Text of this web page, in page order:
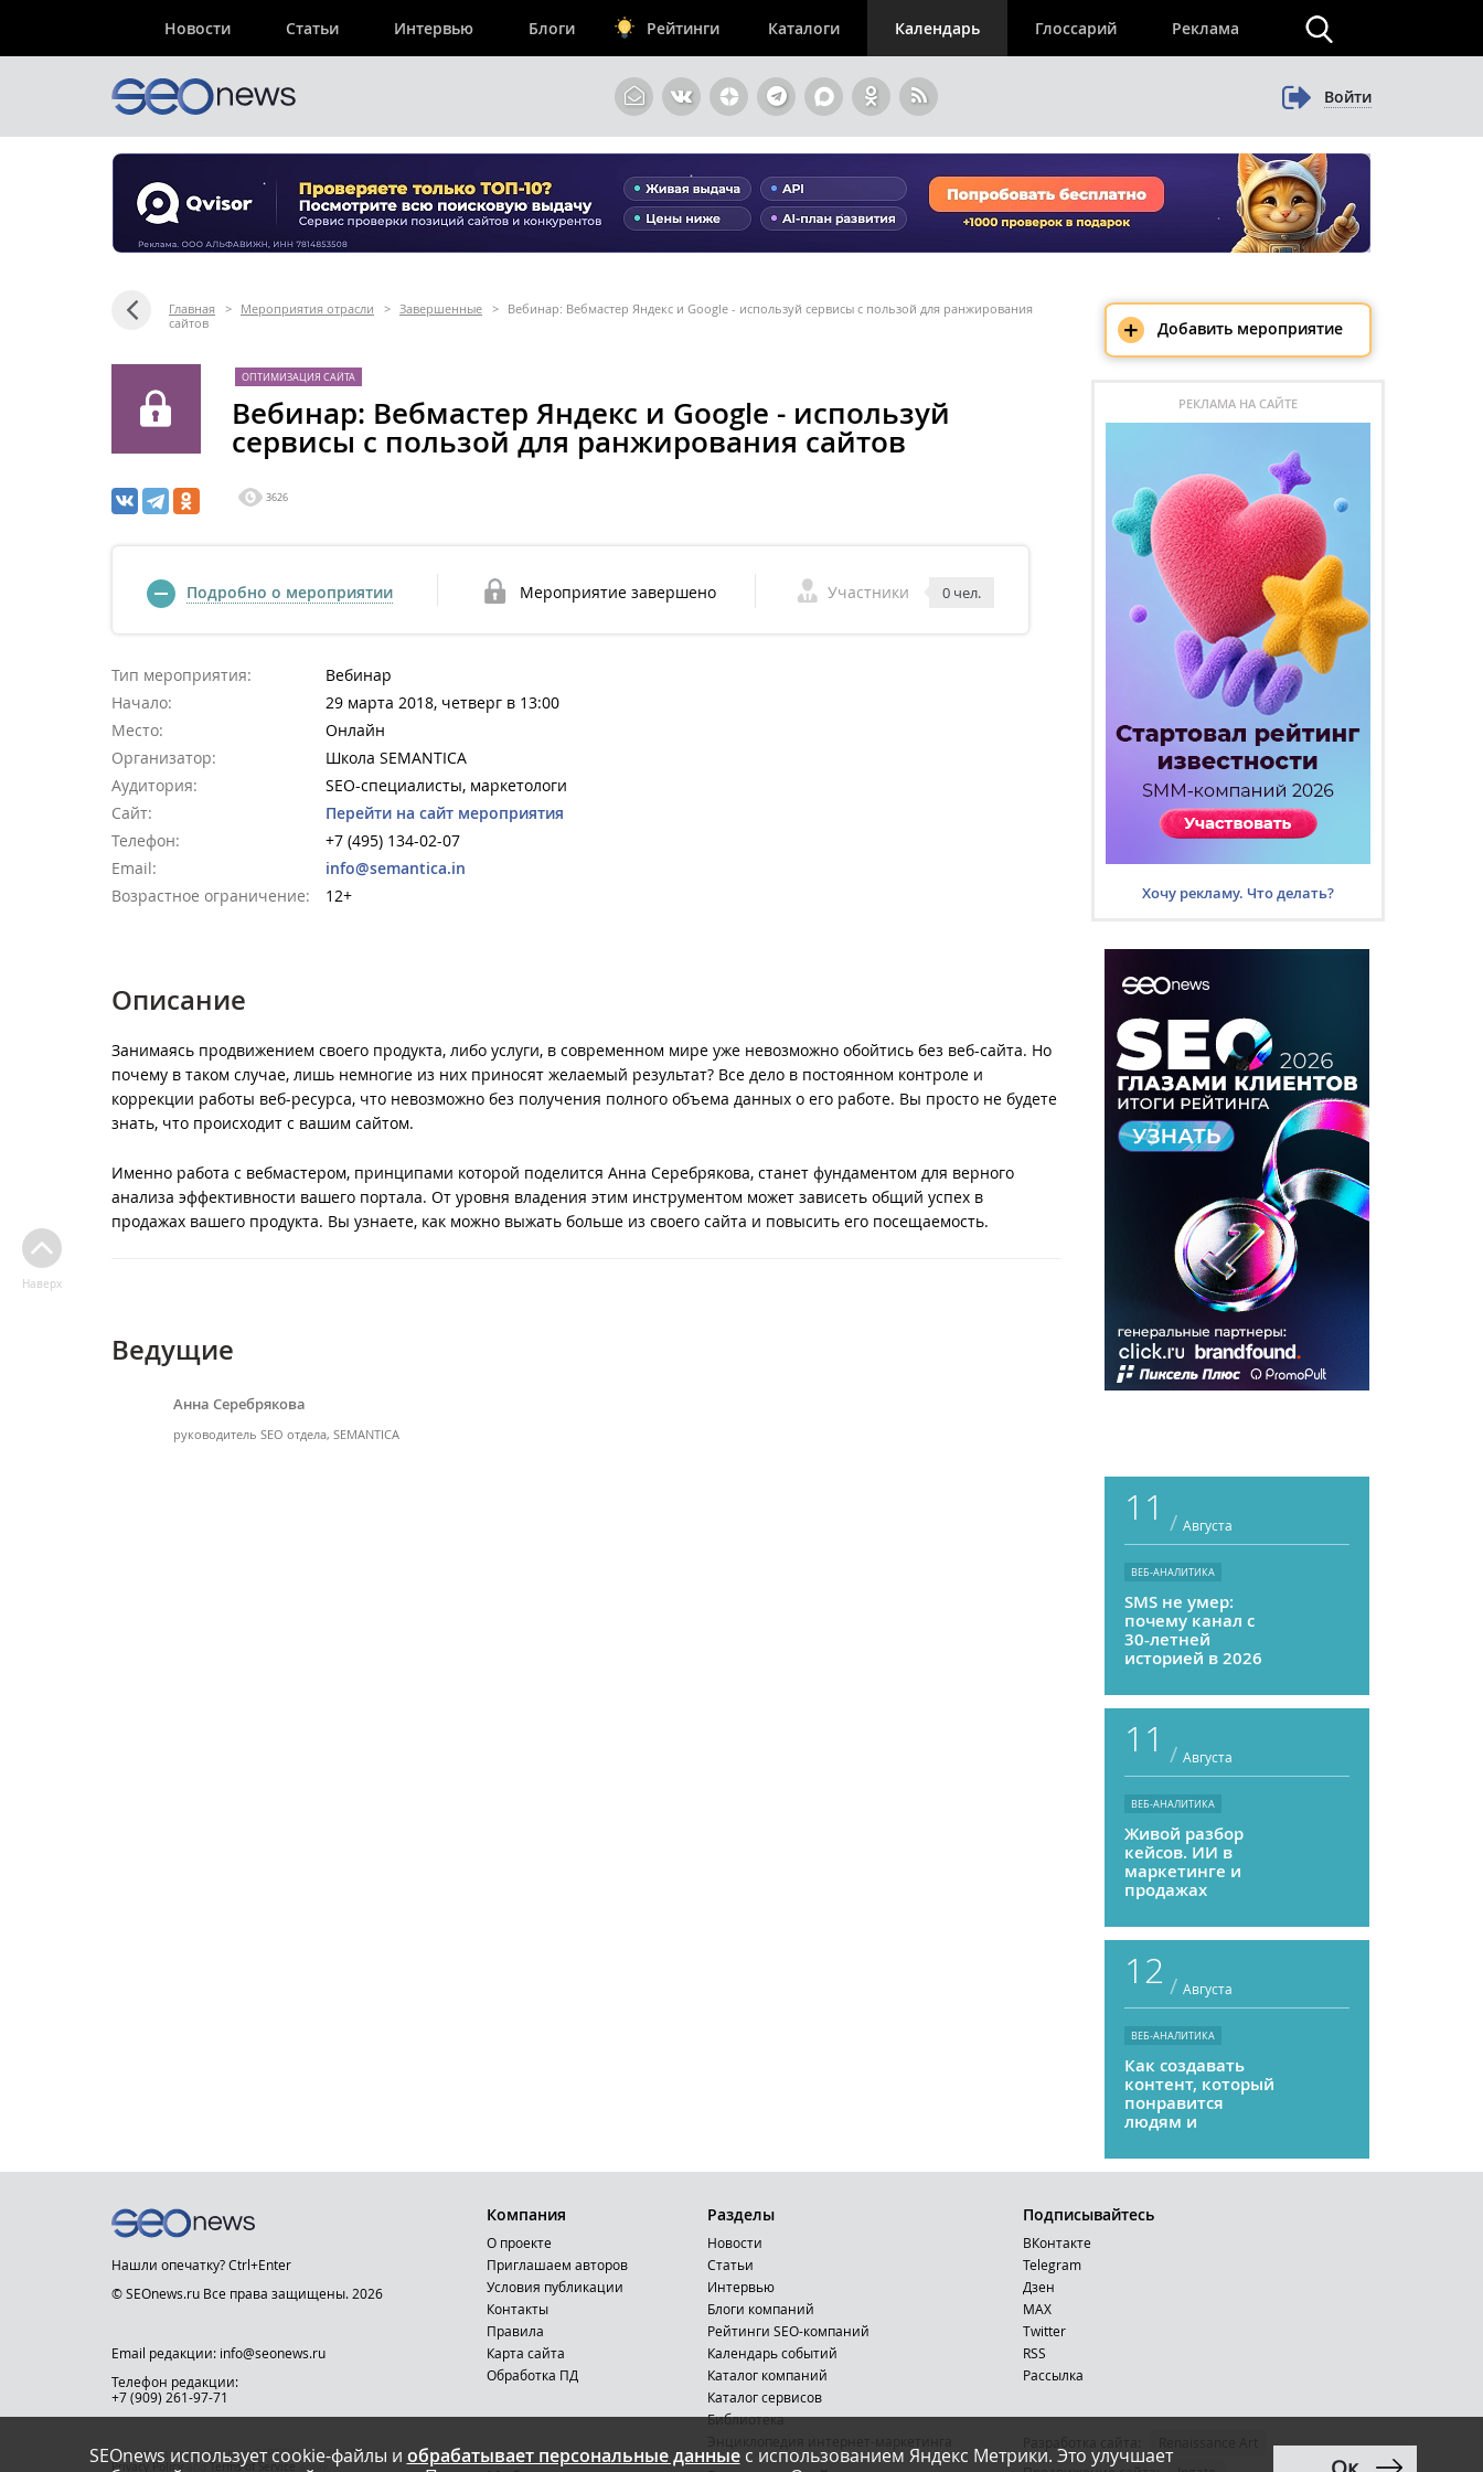
Новости Статьи Интервью Блоги Рейтинги Каталоги Календарь Глоссарий Реклама
Войти
Главная > Мероприятия отрасли > Завершенные >
Вебинар: Вебмастер Яндекс и Google - используй сервисы с пользой для ранжирования
сайтов
ОПТИМИЗАЦИЯ САЙТА
Вебинар: Вебмастер Яндекс и Google - используй
сервисы с пользой для ранжирования сайтов
3626
Подробно о мероприятии Мероприятие завершено Участники 0 чел.
Тип мероприятия:
Вебинар
Начало:
29 марта 2018, четверг в 13:00
Место:
Онлайн
Организатор:
Школа SEMANTICA
Аудитория:
SEO-специалисты, маркетологи
Сайт:
Перейти на сайт мероприятия
Телефон:
+7 (495) 134-02-07
Email:
info@semantica.in
Возрастное ограничение:
12+
Описание
Занимаясь продвижением своего продукта, либо услуги, в современном мире уже невозможно обойтись без веб-сайта. Но
почему в таком случае, лишь немногие из них приносят желаемый результат? Все дело в постоянном контроле и
коррекции работы веб-ресурса, что невозможно без получения полного объема данных о его работе. Вы просто не будете
знать, что происходит с вашим сайтом.
Именно работа с вебмастером, принципами которой поделится Анна Серебрякова, станет фундаментом для верного
анализа эффективности вашего портала. От уровня владения этим инструментом может зависеть общий успех в
продажах вашего продукта. Вы узнаете, как можно выжать больше из своего сайта и повысить его посещаемость.
Ведущие
Анна Серебрякова
руководитель SEO отдела, SEMANTICA
Наверх
+ Добавить мероприятие
РЕКЛАМА НА САЙТЕ
Хочу рекламу. Что делать?
11 / Августа
ВЕБ-АНАЛИТИКА
SMS не умер:
почему канал с
30-летней
историей в 2026
приносить ROMI
выше, чем
мессенджеры
11 / Августа
ВЕБ-АНАЛИТИКА
Живой разбор
кейсов. ИИ в
маркетинге и
продажах
12 / Августа
ВЕБ-АНАЛИТИКА
Как создавать
контент, который
понравится
людям и
SEOnews использует cookie-файлы и обрабатывает персональные данныес использованием Яндекс Метрики. Это улучшает
Нашли опечатку? Ctrl+Enter
© SEOnews.ru Все права защищены. 2026
Email редакции: info@seonews.ru
Телефон редакции:
+7 (909) 261-97-71
This site is protected by reCAPTCHA and the Google
Privacy Policyand Terms of Serviceapply.
Компания
О проекте
Приглашаем авторов
Условия публикации
Контакты
Правила
Карта сайта
Обработка ПД
Разделы
Новости
Статьи
Интервью
Блоги компаний
Рейтинги SEO-компаний
Календарь событий
Каталог компаний
Каталог сервисов
Библиотека
Подписывайтесь
ВКонтакте
Telegram
Дзен
MAX
Тwitter
RSS
Рассылка